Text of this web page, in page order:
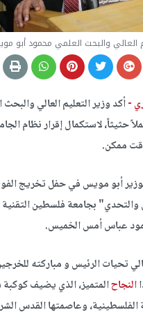
العالي والبحث العلمي محمود أبو
-أكد وزير التعليم العالي والبحث
حثيثاً، لاستكمال إقرار نظام
ممكن.
أبو مويس في حفل تخريج
والتحدي" بجامعة فلسطين
عباس أمس الخميس.
تحيات الرئيس و مباركته
النجاحالمتميز، الذي يضيف
الفلسطينية، وعاصمتها القدس